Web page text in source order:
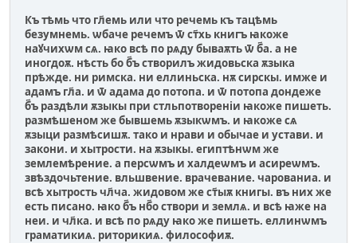
Къ тѣмь что гл҃емь или что речемь къ тацѣмь
безумнемь. ѡбаче речемъ ѿ ст҃хь книгъ ꙗкоже
наꙋчихѡм сѧ. ꙗко всѣ по рѧду бываѫть ѿ б҃а. а не
иногдоѫ. нѣсть бо б҃ъ створилъ жидовьска ѫзыка
прѣжде. ни римска. ни еллиньска. нѫ сирскы. имже и
адамъ гл҃а. и ѿ адама до потопа. и ѿ потопа дондеже
б҃ъ раздѣли ѫзыкы при стльпотворенiи ꙗкоже пишеть.
размѣшеном же бывшемь ѫзыкѡмъ. и ꙗкоже сѧ
ѫзыци размѣсишѫ. тако и нрави и обычае и устави. и
закони. и хытрости. на ѫзыкы. египтѣнѡм же
землемѣрение. а персѡмъ и халдеѡмъ и асиреѡмъ.
звѣздочьтение. вльшвение. врачевание. чарованиа. и
всѣ хытрость чл҃ча. жидовом же ст҃ыѫ книгы. въ них же
есть писано. ꙗко б҃ъ нб҃о створи и землѧ. и всѣ ꙗже на
неи. и чл҃ка. и всѣ по рѧду ꙗко же пишеть. еллинѡмъ
граматикиѧ. риторикиѧ. философиѫ.